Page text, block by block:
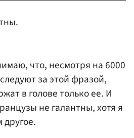
что, несмотря на 6000
за этой фразой,
в голове только ее. И
не галантны, хотя я
другое.